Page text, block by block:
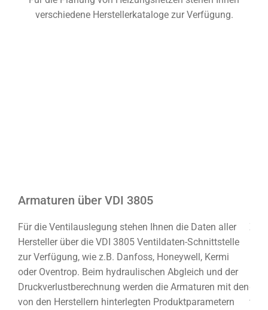
verschiedene Herstellerkataloge zur Verfügung.
Armaturen über VDI 3805
Für die Ventilauslegung stehen Ihnen die Daten aller
Hersteller über die VDI 3805 Ventildaten-Schnittstelle
zur Verfügung, wie z.B. Danfoss, Honeywell, Kermi
oder Oventrop. Beim hydraulischen Abgleich und der
Druckverlustberechnung werden die Armaturen mit den
von den Herstellern hinterlegten Produktparametern
Zur
die